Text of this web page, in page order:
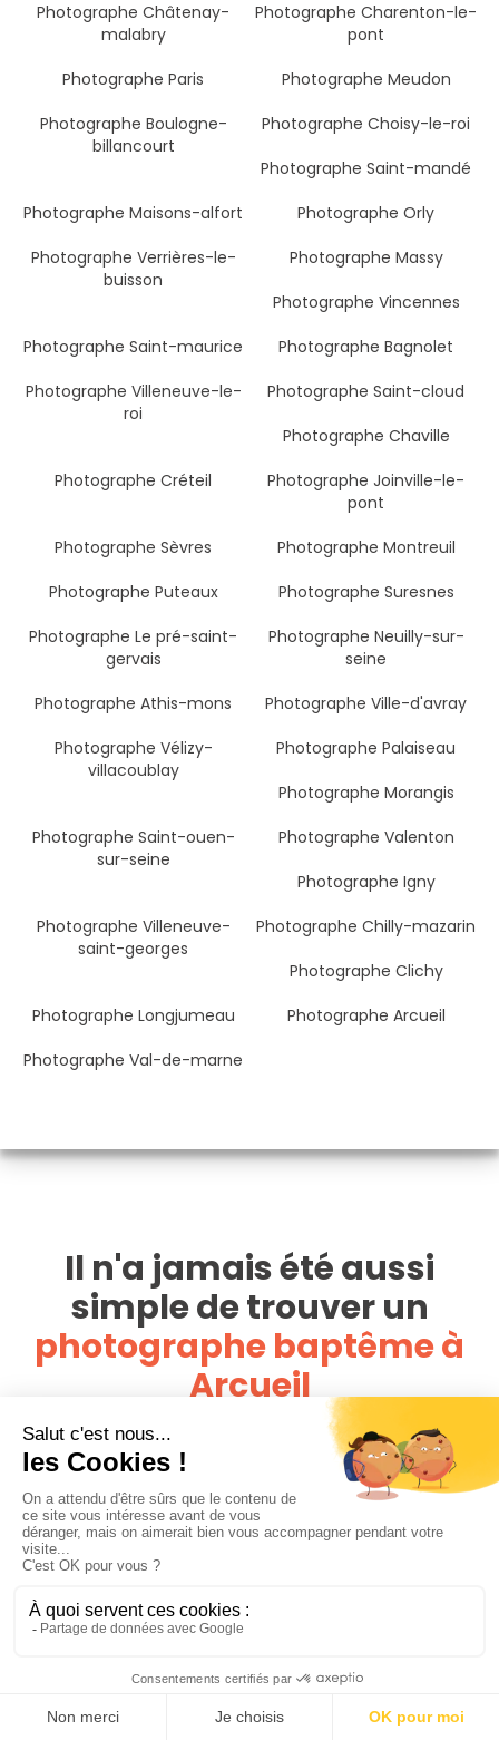
Photographe Châtenay-
malabry
Photographe Charenton-le-
pont
Photographe Paris
Photographe Meudon
Photographe Boulogne-
billancourt
Photographe Choisy-le-roi
Photographe Saint-mandé
Photographe Maisons-alfort
Photographe Orly
Photographe Verrières-le-
buisson
Photographe Massy
Photographe Vincennes
Photographe Saint-maurice
Photographe Bagnolet
Photographe Villeneuve-le-
roi
Photographe Saint-cloud
Photographe Chaville
Photographe Créteil
Photographe Joinville-le-
pont
Photographe Sèvres
Photographe Montreuil
Photographe Puteaux
Photographe Suresnes
Photographe Le pré-saint-
gervais
Photographe Neuilly-sur-
seine
Photographe Athis-mons
Photographe Ville-d'avray
Photographe Vélizy-
villacoublay
Photographe Palaiseau
Photographe Morangis
Photographe Saint-ouen-
sur-seine
Photographe Valenton
Photographe Igny
Photographe Villeneuve-
saint-georges
Photographe Chilly-mazarin
Photographe Clichy
Photographe Longjumeau
Photographe Arcueil
Photographe Val-de-marne
Il n'a jamais été aussi
simple de trouver un
photographe baptême à
Arcueil
PhotoPresta est présent dans toute la France, avec un
réseau de plus de 4 000 photographes. Vous pouvez
comparer toutes les offres disponibles autour de vous et
de votre baptême et trouvez le photographe baptême à
Arcueil qui correspond à vos attentes et à votre budget
PhotoPresta est de bien regarder les portfolios des
adéquation avec vos attentes. Lisez ensuite les
les avis sur PhotoPresta sont vérifiés, ceci vous donnera